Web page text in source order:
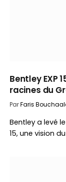
Bentley EXP
racines du
ParFaris
Bentley a levé
15, une vision